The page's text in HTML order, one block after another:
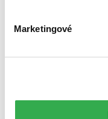
Marketingové